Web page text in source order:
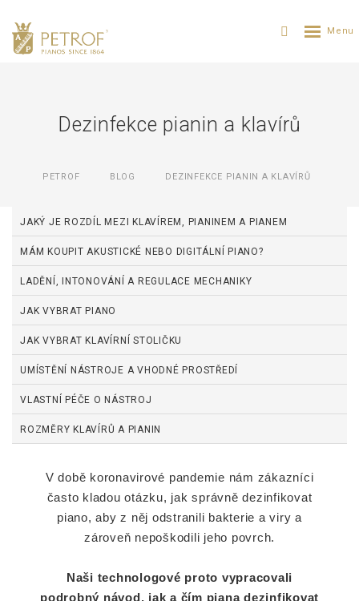
Dezinfekce pianin a klavírů
PETROF BLOG DEZINFEKCE PIANIN A KLAVÍRŮ
JAKÝ JE ROZDÍL MEZI KLAVÍREM, PIANINEM A PIANEM
MÁM KOUPIT AKUSTICKÉ NEBO DIGITÁLNÍ PIANO?
LADĚNÍ, INTONOVÁNÍ A REGULACE MECHANIKY
JAK VYBRAT PIANO
JAK VYBRAT KLAVÍRNÍ STOLIČKU
UMÍSTĚNÍ NÁSTROJE A VHODNÉ PROSTŘEDÍ
VLASTNÍ PÉČE O NÁSTROJ
ROZMĚRY KLAVÍRŮ A PIANIN
V době koronavirové pandemie nám zákazníci
často kladou otázku, jak správně dezinfikovat
piano, aby z něj odstranili bakterie a viry a
zároveň nepoškodili jeho povrch.
Naši technologové proto vypracovali
podrobný návod, jak a čím piana dezinfikovat